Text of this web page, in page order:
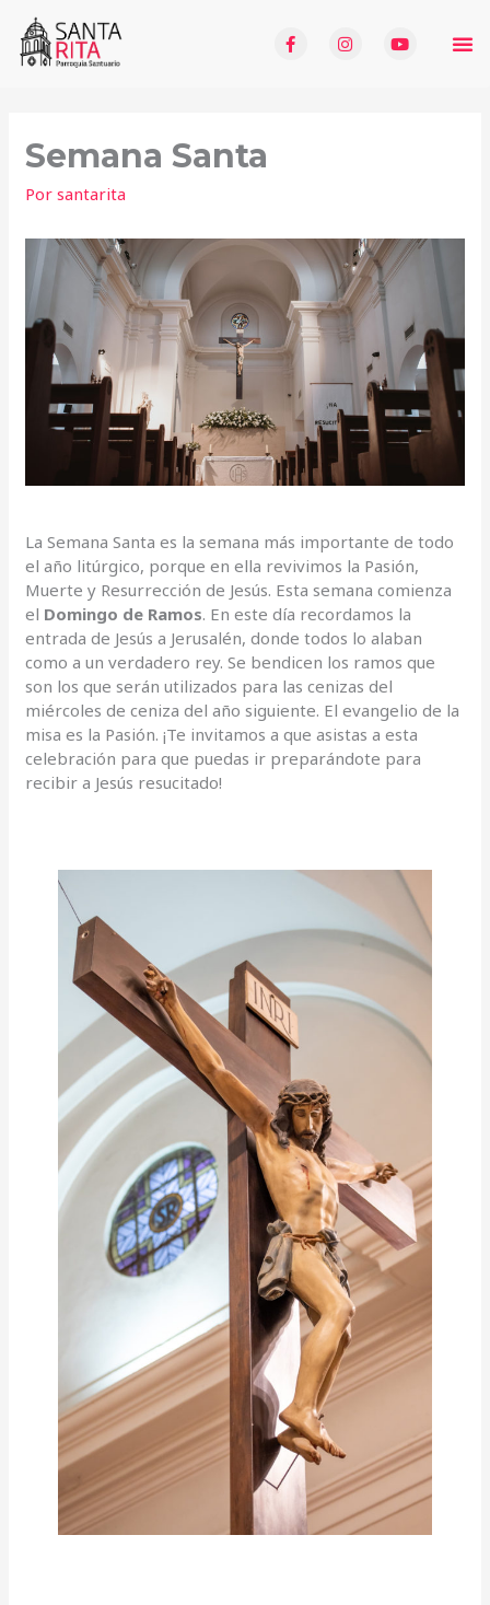
Semana Santa
Porsantarita
La Semana Santa es la semana más importante de todo
el año litúrgico, porque en ella revivimos la Pasión,
Muerte y Resurrección de Jesús. Esta semana comienza
el Domingo de Ramos. En este día recordamos la
entrada de Jesús a Jerusalén, donde todos lo alaban
como a un verdadero rey. Se bendicen los ramos que
son los que serán utilizados para las cenizas del
miércoles de ceniza del año siguiente. El evangelio de la
misa es la Pasión. ¡Te invitamos a que asistas a esta
celebración para que puedas ir preparándote para
recibir a Jesús resucitado!